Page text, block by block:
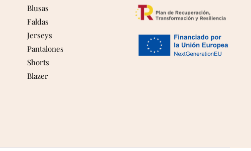
Blusas
Faldas
Jerseys
Pantalones
Shorts
Blazer